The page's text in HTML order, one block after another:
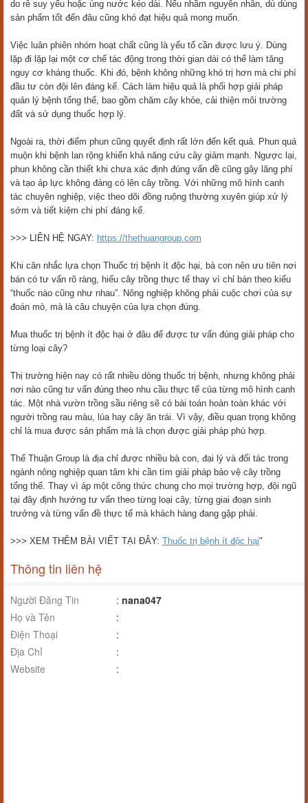
do rễ suy yếu hoặc úng nước kéo dài. Nếu nhầm nguyên nhân, dù dùng
sản phẩm tốt đến đâu cũng khó đạt hiệu quả mong muốn.
Việc luân phiên nhóm hoạt chất cũng là yếu tố cần được lưu ý. Dùng
lặp đi lặp lại một cơ chế tác động trong thời gian dài có thể làm tăng
nguy cơ kháng thuốc. Khi đó, bệnh không những khó trị hơn mà chi phí
đầu tư còn đội lên đáng kể. Cách làm hiệu quả là phối hợp giải pháp
quản lý bệnh tổng thể, bao gồm chăm cây khỏe, cải thiện môi trường
đất và sử dụng thuốc hợp lý.
Ngoài ra, thời điểm phun cũng quyết định rất lớn đến kết quả. Phun quá
muộn khi bệnh lan rộng khiến khả năng cứu cây giảm mạnh. Ngược lại,
phun không cần thiết khi chưa xác định đúng vấn đề cũng gây lãng phí
và tạo áp lực không đáng có lên cây trồng. Với những mô hình canh
tác chuyên nghiệp, việc theo dõi đồng ruộng thường xuyên giúp xử lý
sớm và tiết kiệm chi phí đáng kể.
>>> LIÊN HỆ NGAY: https://thethuangroup.com
Khi cân nhắc lựa chọn Thuốc trị bệnh ít độc hại, bà con nên ưu tiên nơi
bán có tư vấn rõ ràng, hiểu cây trồng thực tế thay vì chỉ bán theo kiểu
“thuốc nào cũng như nhau”. Nông nghiệp không phải cuộc chơi của sự
đoán mò, mà là câu chuyện của lựa chọn đúng.
Mua thuốc trị bệnh ít độc hại ở đâu để được tư vấn đúng giải pháp cho
từng loại cây?
Thị trường hiện nay có rất nhiều dòng thuốc trị bệnh, nhưng không phải
nơi nào cũng tư vấn đúng theo nhu cầu thực tế của từng mô hình canh
tác. Một nhà vườn trồng sầu riêng sẽ có bài toán hoàn toàn khác với
người trồng rau màu, lúa hay cây ăn trái. Vì vậy, điều quan trọng không
chỉ là mua được sản phẩm mà là chọn được giải pháp phù hợp.
Thể Thuận Group là địa chỉ được nhiều bà con, đại lý và đối tác trong
ngành nông nghiệp quan tâm khi cần tìm giải pháp bảo vệ cây trồng
tổng thể. Thay vì áp một công thức chung cho mọi trường hợp, đội ngũ
tại đây định hướng tư vấn theo từng loại cây, từng giai đoạn sinh
trưởng và từng vấn đề thực tế mà khách hàng đang gặp phải.
>>> XEM THÊM BÀI VIẾT TẠI ĐÂY: Thuốc trị bệnh ít độc hại"
Thông tin liên hệ
Người Đăng Tin : nana047
Họ và Tên
:
Điện Thoại
:
Địa Chỉ
:
Website
: